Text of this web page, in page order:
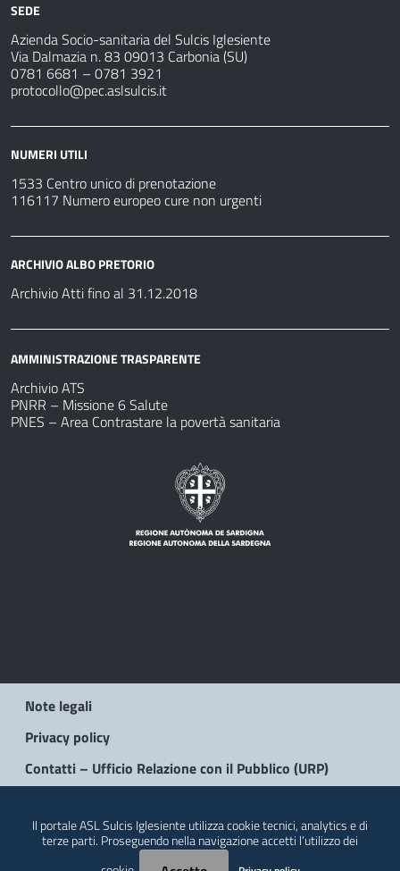
SEDE
Azienda Socio-sanitaria del Sulcis Iglesiente
Via Dalmazia n. 83 09013 Carbonia (SU)
0781 6681 – 0781 3921
protocollo@pec.aslsulcis.it
NUMERI UTILI
1533 Centro unico di prenotazione
116117 Numero europeo cure non urgenti
ARCHIVIO ALBO PRETORIO
Archivio Atti fino al 31.12.2018
AMMINISTRAZIONE TRASPARENTE
Archivio ATS
PNRR – Missione 6 Salute
PNES – Area Contrastare la povertà sanitaria
Note legali
Privacy policy
Contatti – Ufficio Relazione con il Pubblico (URP)
Il portale ASL Sulcis Iglesiente utilizza cookie tecnici, analytics e di
terze parti. Proseguendo nella navigazione accetti l’utilizzo dei